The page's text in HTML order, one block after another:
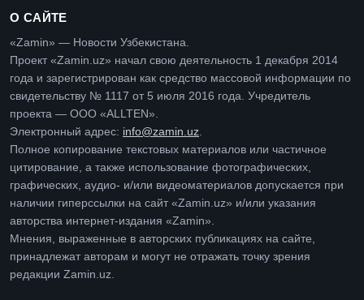
О САЙТЕ
«Zamin» — Новости Узбекистана.
Проект «Zamin.uz» начал свою деятельность 1 декабря 2014
года и зарегистрирован как средство массовой информации по
свидетельству № 1117 от 5 июля 2016 года. Учредитель
проекта — ООО «ALLTEN».
Электронный адрес: info@zamin.uz.
Полное копирование текстовых материалов или частичное
цитирование, а также использование фотографических,
графических, аудио- и/или видеоматериалов допускается при
наличии гиперссылки на сайт «Zamin.uz» и/или указания
авторства интернет-издания «Zamin».
Мнения, выраженные в авторских публикациях на сайте,
принадлежат авторам и могут не отражать точку зрения
редакции Zamin.uz.